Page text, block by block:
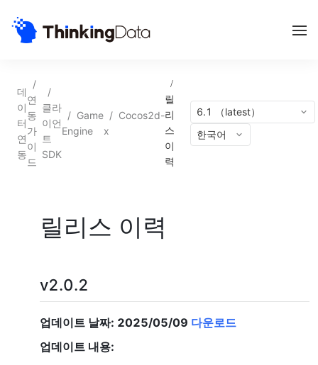
데
이
터
연
동
/
연
동
가
이
드
/
클라
이언
트
SDK
/ Game
Engine
/ Cocos2d-
x
/
릴
리
스
이
력
6.1 （latest）
한국어
릴리스 이력
v2.0.2
업데이트 날짜: 2025/05/09 다운로드
업데이트 내용: